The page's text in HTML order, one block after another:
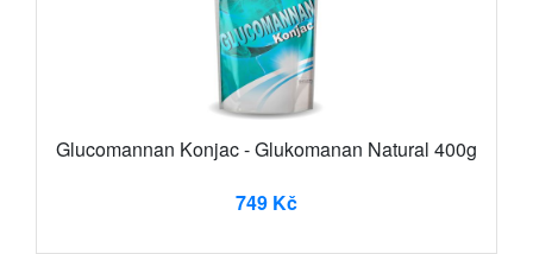
Glucomannan Konjac - Glukomanan Natural 400g
749 Kč